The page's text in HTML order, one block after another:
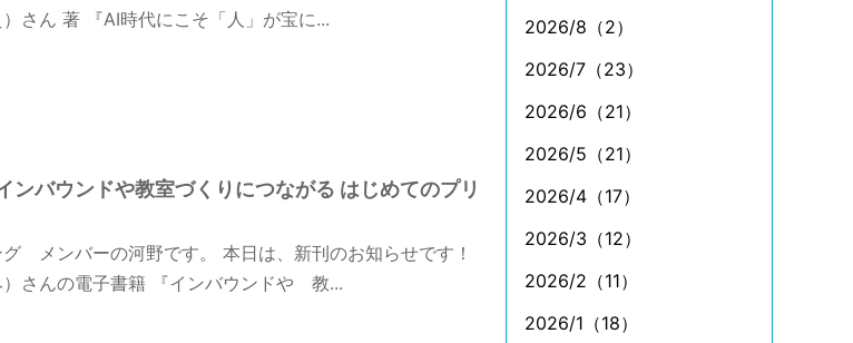
さん 著 『AI時代にこそ「人」が宝に...
バウンドや教室づくりにつながる はじめてのプリ
メンバーの河野です。 本日は、新刊のお知らせです！
さんの電子書籍 『インバウンドや 教...
2026/8（2）
2026/7（23）
2026/6（21）
2026/5（21）
2026/4（17）
2026/3（12）
2026/2（11）
2026/1（18）